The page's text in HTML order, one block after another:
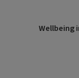
Wellbeing